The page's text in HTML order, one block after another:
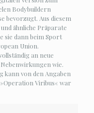
Bodybuildern
bevorzugt. Aus diesem
ähnliche Präparate
sie dann beim Sport
Union.
an neue
wie.
von den Angaben
Viribus« war